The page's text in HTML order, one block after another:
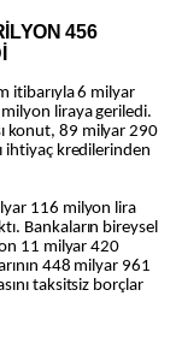
456
itibarıyla 6 milyar
liraya geriledi.
konut, 89 milyar 290
ihtiyaç kredilerinden
116 milyon lira
Bankaların bireysel
11 milyar 420
448 milyar 961
taksitsiz borçlar